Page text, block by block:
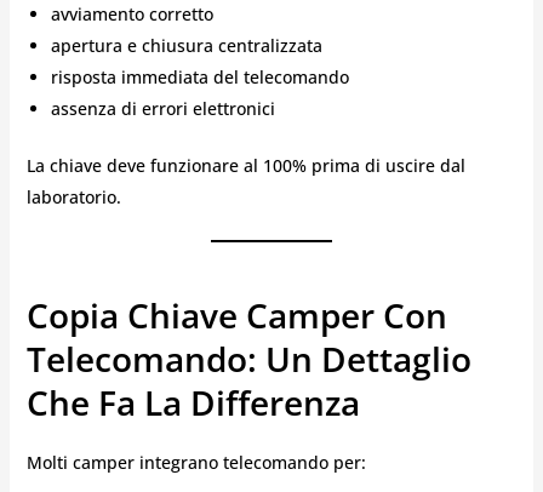
avviamento corretto
apertura e chiusura centralizzata
risposta immediata del telecomando
assenza di errori elettronici
La chiave deve funzionare al 100% prima di uscire dal
laboratorio.
Copia Chiave Camper Con
Telecomando: Un Dettaglio
Che Fa La Differenza
Molti camper integrano telecomando per: